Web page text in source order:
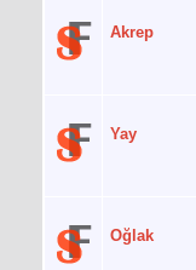
Akrep
Yay
Oğlak